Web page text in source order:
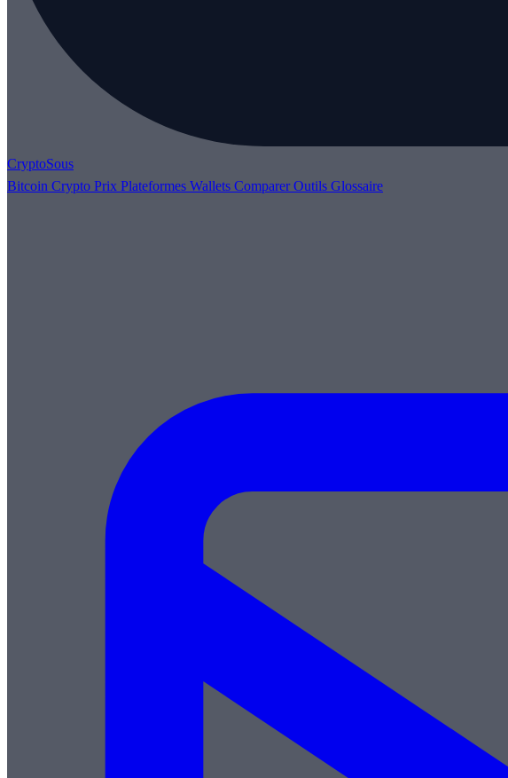
CryptoSous
Bitcoin Crypto Prix Plateformes Wallets ComparerOutils Glossaire